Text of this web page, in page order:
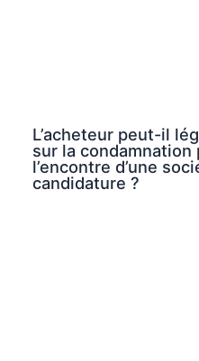
L’acheteur peut-il
sur la condamnation
l’encontre d’une
candidature ?